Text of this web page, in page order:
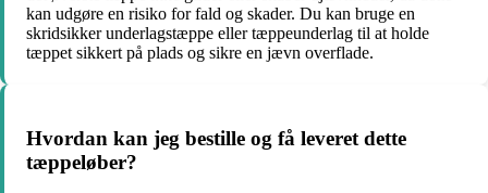
kan udgøre en risiko for fald og skader. Du kan bruge en
skridsikker underlagstæppe eller tæppeunderlag til at holde
tæppet sikkert på plads og sikre en jævn overflade.
Hvordan kan jeg bestille og få leveret dette
tæppeløber?